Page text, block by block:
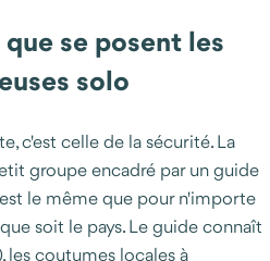
se posent les
solo
c'est celle de la sécurité. La
groupe encadré par un guide
le même que pour n'importe
soit le pays. Le guide connaît
les coutumes locales à